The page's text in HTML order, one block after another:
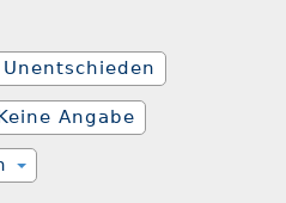
Unentschieden
Angabe